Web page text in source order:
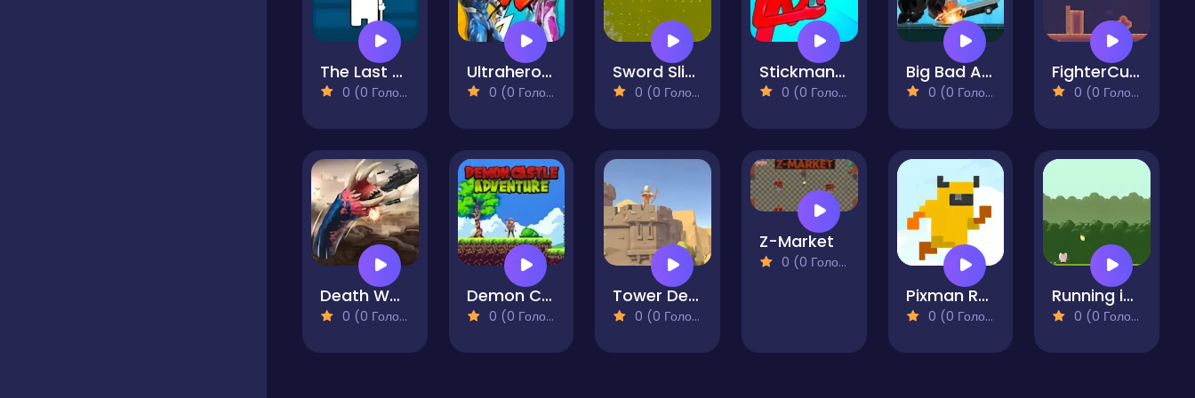
The Last Fencer
0 (0 Голосів)
Ultrahero Vs Monsters Royale Battle
0 (0 Голосів)
Sword Slinger
0 (0 Голосів)
Stickman vs Monster School
0 (0 Голосів)
Big Bad Ape 2
0 (0 Голосів)
FighterCube
0 (0 Голосів)
Death Worm
0 (0 Голосів)
Demon Castle Adventure
0 (0 Голосів)
Tower Defense Kingdom 2D
0 (0 Голосів)
Z-Market
0 (0 Голосів)
Pixman Run
0 (0 Голосів)
Running in the Rain
0 (0 Голосів)